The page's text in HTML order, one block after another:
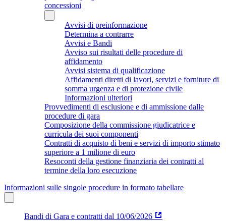
concessioni
Avvisi di preinformazione
Determina a contrarre
Avvisi e Bandi
Avviso sui risultati delle procedure di
affidamento
Avvisi sistema di qualificazione
Affidamenti diretti di lavori, servizi e forniture di
somma urgenza e di protezione civile
Informazioni ulteriori
Provvedimenti di esclusione e di ammissione dalle
procedure di gara
Composizione della commissione giudicatrice e
curricula dei suoi componenti
Contratti di acquisto di beni e servizi di importo stimato
superiore a 1 milione di euro
Resoconti della gestione finanziaria dei contratti al
termine della loro esecuzione
Informazioni sulle singole procedure in formato tabellare
Bandi di Gara e contratti dal 10/06/2026